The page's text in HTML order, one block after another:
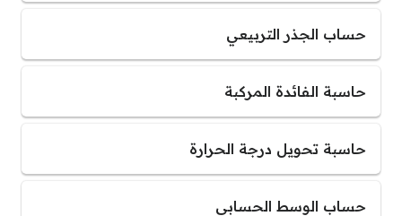
حساب الجذر التربيعي
حاسبة الفائدة المركبة
حاسبة تحويل درجة الحرارة
حساب الوسط الحسابي